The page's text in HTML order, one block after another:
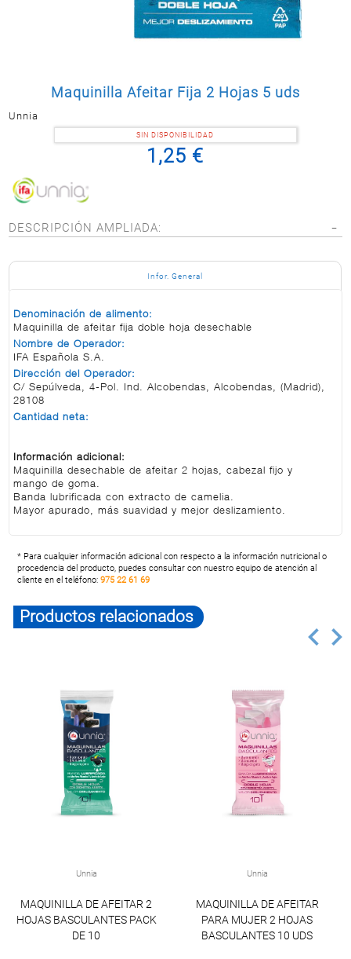
Postal
Maquinilla Afeitar Fija 2 Hojas 5 uds
Unnia
SIN DISPONIBILIDAD
1,25 €
DESCRIPCIÓN AMPLIADA:
Infor. General
Denominación de alimento:
Maquinilla de afeitar fija doble hoja desechable
Nombre de Operador:
IFA Española S.A.
Dirección del Operador:
C/ Sepúlveda, 4-Pol. Ind. Alcobendas, Alcobendas, (Madrid),
28108
Cantidad neta:
Información adicional:
Maquinilla desechable de afeitar 2 hojas, cabezal fijo y
mango de goma.
Banda lubrificada con extracto de camelia.
Mayor apurado, más suavidad y mejor deslizamiento.
* Para cualquier información adicional con respecto a la información nutricional o
procedencia del producto, puedes consultar con nuestro equipo de atención al
cliente en el teléfono:975 22 61 69
Productos relacionados
Unnia
MAQUINILLA DE AFEITAR 2
HOJAS BASCULANTES PACK
DE 10
Unnia
MAQUINILLA DE AFEITAR
PARA MUJER 2 HOJAS
BASCULANTES 10 UDS